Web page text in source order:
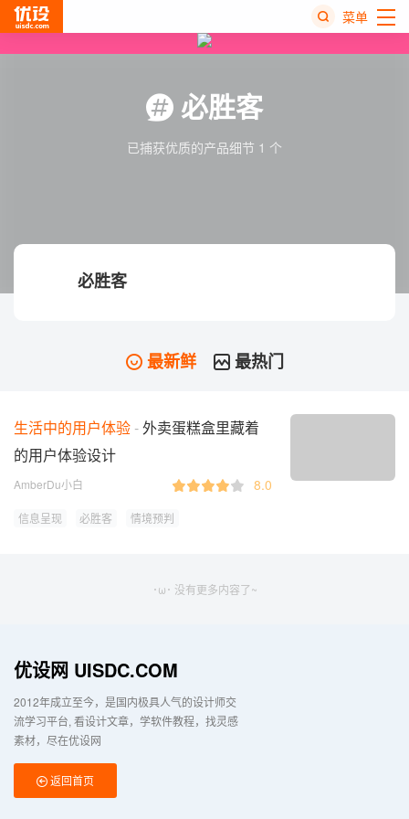
菜单
必胜客
已捕获优质的产品细节 1 个
必胜客
最新鲜 最热门
生活中的用户体验 外卖蛋糕盒里藏着
的用户体验设计
AmberDu小白 8.0
信息呈现 必胜客 情境预判
･ω･ 没有更多内容了~
优设网 UISDC.COM
2012年成立至今，是国内极具人气的设计师交
流学习平台 看设计文章，学软件教程，找灵感
素材，尽在优设网
返回首页